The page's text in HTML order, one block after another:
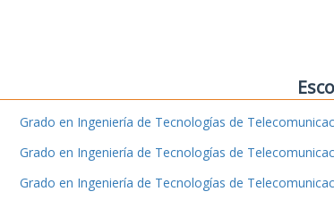
Grado en Ingeniería de Tecnologías de
Grado en Ingeniería de Tecnologías de
Grado en Ingeniería de Tecnologías de